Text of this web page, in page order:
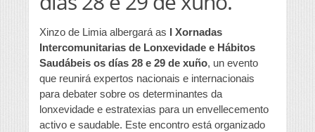
Xinzo de Limia albergará as I Xornadas
Intercomunitarias de Lonxevidade e Hábitos
Saudábeis os días 28 e 29 de xuño, un evento
que reunirá expertos nacionais e internacionais
para debater sobre os determinantes da
lonxevidade e estratexias para un envellecemento
activo e saudable. Este encontro está organizado